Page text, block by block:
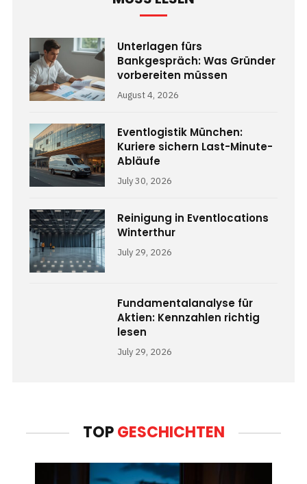
Unterlagen fürs
Bankgespräch: Was Gründer
vorbereiten müssen
August 4, 2026
Eventlogistik München:
Kuriere sichern Last-Minute-
Abläufe
July 30, 2026
Reinigung in Eventlocations
Winterthur
July 29, 2026
Fundamentalanalyse für
Aktien: Kennzahlen richtig
lesen
July 29, 2026
TOPGESCHICHTEN